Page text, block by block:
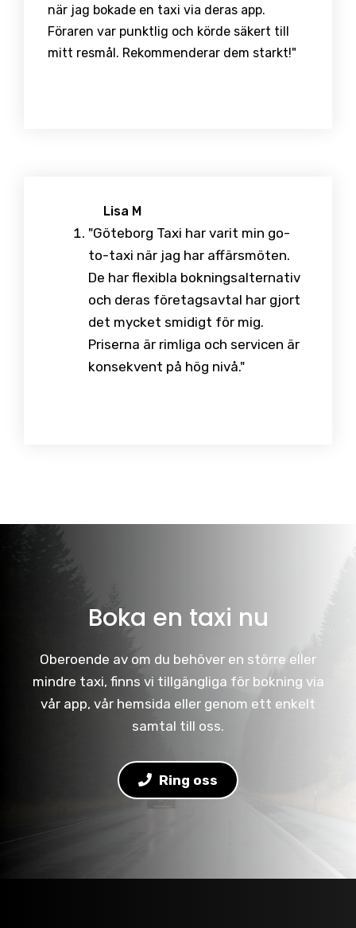
när jag bokade en taxi via deras app.
Föraren var punktlig och körde säkert till
mitt resmål. Rekommenderar dem starkt!"
Lisa M
"Göteborg Taxi har varit min go-
to-taxi när jag har affärsmöten.
De har flexibla bokningsalternativ
och deras företagsavtal har gjort
det mycket smidigt för mig.
Priserna är rimliga och servicen är
konsekvent på hög nivå."
Boka en taxi nu
Oberoende av om du behöver en större eller
mindre taxi, finns vi tillgängliga för bokning via
vår app, vår hemsida eller genom ett enkelt
samtal till oss.
Ring oss